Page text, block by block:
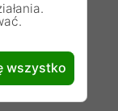
wszystko